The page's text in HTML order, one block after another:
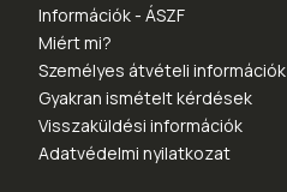
Információk - ÁSZF
Miért mi?
Személyes átvételi információk
Gyakran ismételt kérdések
Visszaküldési információk
Adatvédelmi nyilatkozat